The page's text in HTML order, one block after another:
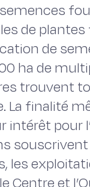
de
de
ha de
trouvent
La finalité
intérêt pour
les